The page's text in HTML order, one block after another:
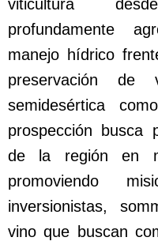
viticultura
profundamente
manejo hídrico
preservación
semidesértica
prospección busca
de la región en
promoviendo
inversionistas,
vino que buscan